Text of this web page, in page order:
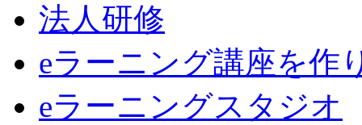
法人研修
eラーニング講座を作
eラーニングスタジオ